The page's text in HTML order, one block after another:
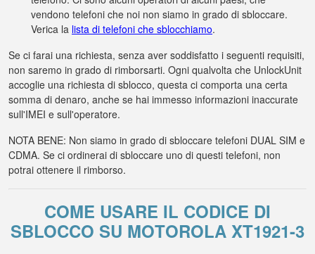
vendono telefoni che noi non siamo in grado di sbloccare.
Verica la lista di telefoni che sblocchiamo.
Se ci farai una richiesta, senza aver soddisfatto i seguenti requisiti,
non saremo in grado di rimborsarti. Ogni qualvolta che UnlockUnit
accoglie una richiesta di sblocco, questa ci comporta una certa
somma di denaro, anche se hai immesso informazioni inaccurate
sull'IMEI e sull'operatore.
NOTA BENE: Non siamo in grado di sbloccare telefoni DUAL SIM e
CDMA. Se ci ordinerai di sbloccare uno di questi telefoni, non
potrai ottenere il rimborso.
COME USARE IL CODICE DI
SBLOCCO SU MOTOROLA XT1921-3